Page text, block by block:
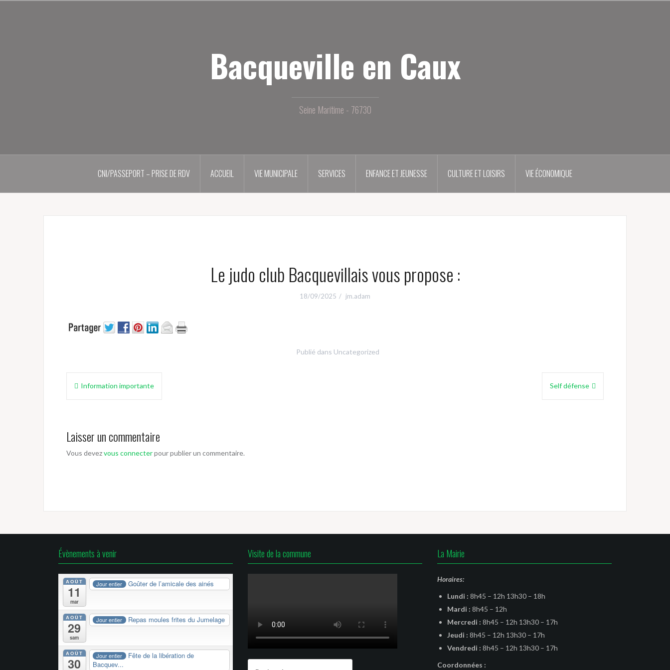
Bacqueville en Caux
Seine Maritime - 76730
CNI/PASSEPORT – PRISE DE RDV ACCUEIL VIE MUNICIPALE SERVICES ENFANCE ET JEUNESSE CULTURE ET LOISIRS VIE ÉCONOMIQUE
Le judo club Bacquevillais vous propose :
18/09/2025 jm.adam
Publié dans Uncategorized
Navigation
Information importante Self défense
Laisser un commentaire
Vous devezvous connecterpour publier un commentaire.
Évènements à venir
AOÛT
11
mar
Jour entier Goûter de l’amicale des ainés
AOÛT
29
sam
Jour entier Repas moules frites du Jumelage
AOÛT
30
Jour entier
Fête de la libération de
Bacquev...
Visite de la commune La Mairie
Horaires:
Lundi : 8h45 – 12h 13h30 – 18h
Mardi : 8h45 – 12h
Mercredi : 8h45 – 12h 13h30 – 17h
Jeudi : 8h45 – 12h 13h30 – 17h
Vendredi : 8h45 – 12h 13h30 – 17h
Coordonnées :